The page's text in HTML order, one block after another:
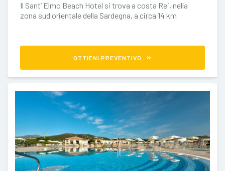
Il Sant’ Elmo Beach Hotel si trova a costa Rei, nella
zona sud orientale della Sardegna, a circa 14 km
OTTIENI PREVENTIVO